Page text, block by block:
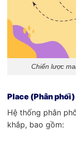
Chiến lược
Place (Phân phối)
Hệ thống phân
khắp, bao gồm: